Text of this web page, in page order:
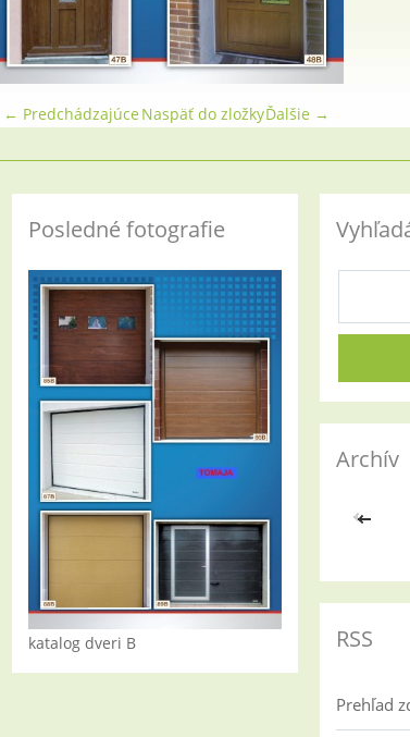
← Predchádzajúce Ďalšie →
Naspäť do zložky
Posledné fotografie
katalog dveri B
Archív
<<
RSS
Prehľad